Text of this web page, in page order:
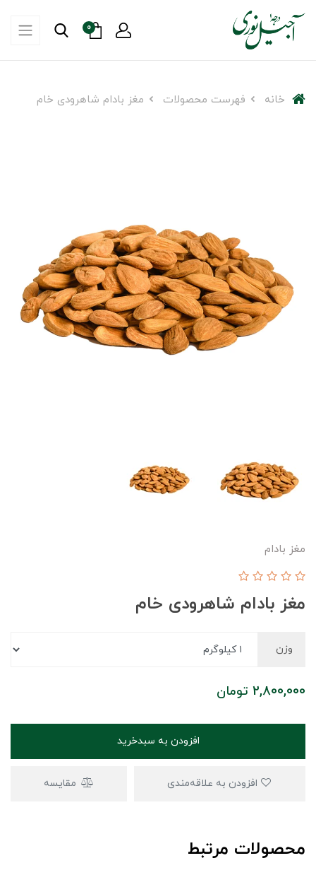
0
خانه فهرست محصولات مغز بادام شاهرودی خام
مغز بادام
مغز بادام شاهرودی خام
وزن
2,800,000 تومان
افزودن به سبدخرید
مقایسه
محصولات مرتبط